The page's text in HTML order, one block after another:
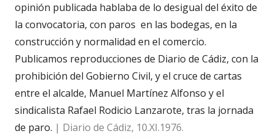
opinión publicada hablaba de lo desigual del éxito de
la convocatoria, con paros en las bodegas, en la
construcción y normalidad en el comercio.
Publicamos reproducciones de Diario de Cádiz, con la
prohibición del Gobierno Civil, y el cruce de cartas
entre el alcalde, Manuel Martínez Alfonso y el
sindicalista Rafael Rodicio Lanzarote, tras la jornada
de paro. | Diario de Cádiz, 10.XI.1976.